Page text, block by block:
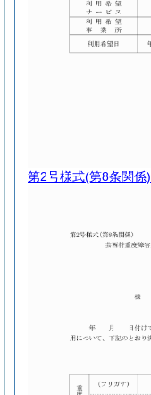
第2号様式(第8条関係)